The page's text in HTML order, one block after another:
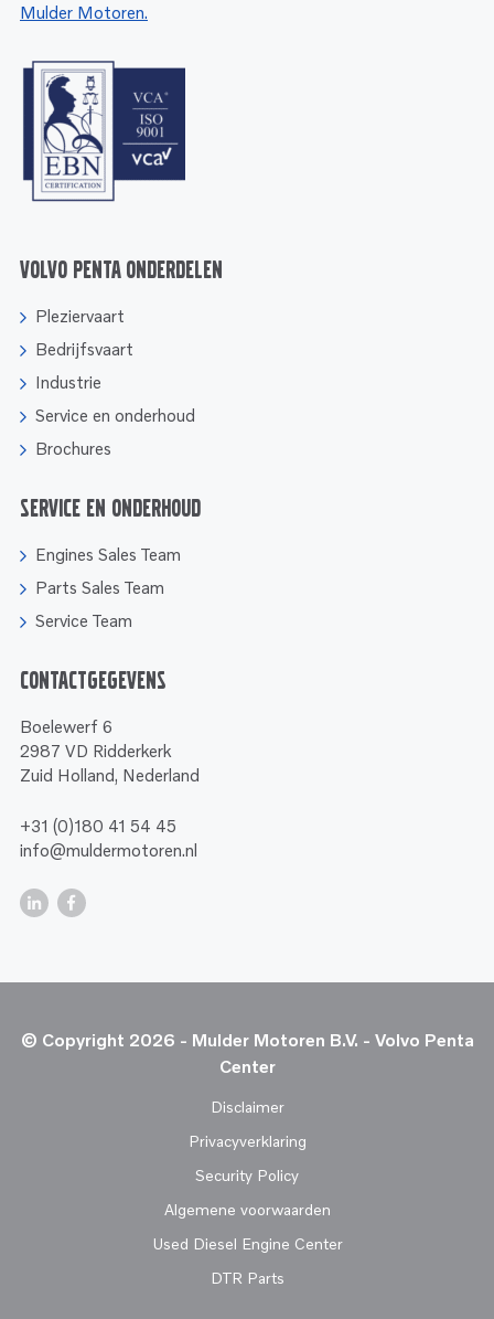
Mulder Motoren.
Volvo Penta onderdelen
Pleziervaart
Bedrijfsvaart
Industrie
Service en onderhoud
Brochures
Service en onderhoud
Engines Sales Team
Parts Sales Team
Service Team
Contactgegevens
Boelewerf 6
2987 VD Ridderkerk
Zuid Holland, Nederland
+31 (0)180 41 54 45
info@muldermotoren.nl
© Copyright 2026 - Mulder Motoren B.V. - Volvo Penta
Center
Disclaimer
Privacyverklaring
Security Policy
Algemene voorwaarden
Used Diesel Engine Center
DTR Parts